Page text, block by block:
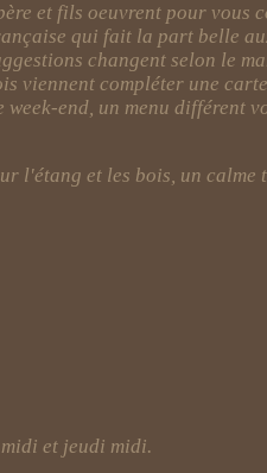
et fils oeuvrent pour vous
qui fait la part belle
changent selon le
viennent compléter une
end, un menu différent
l'étang et les bois, un calme
et jeudi midi.